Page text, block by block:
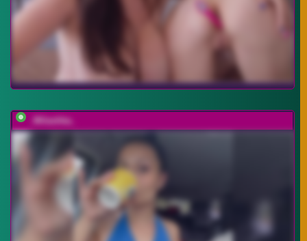
_Milashka_